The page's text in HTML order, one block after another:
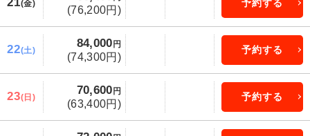
21(金)
(76,200円)
予約する
22(土)
84,000 円
(74,300円)
予約する
23(日)
70,600 円
(63,400円)
予約する